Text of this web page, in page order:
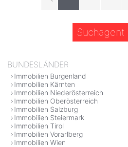
Suchagent
BUNDESLÄNDER
Immobilien Burgenland
Immobilien Kärnten
Immobilien Niederösterreich
Immobilien Oberösterreich
Immobilien Salzburg
Immobilien Steiermark
Immobilien Tirol
Immobilien Vorarlberg
Immobilien Wien